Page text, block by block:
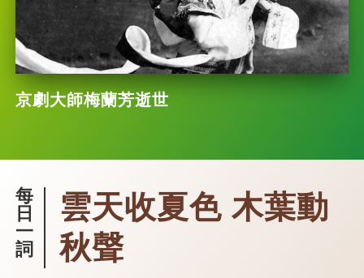
京劇大師梅蘭芳逝世
每
日
一
詞
雲天收夏色 木葉動
秋聲